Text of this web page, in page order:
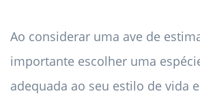
Ao considerar uma ave de
importante escolher uma
adequada ao seu estilo de vida